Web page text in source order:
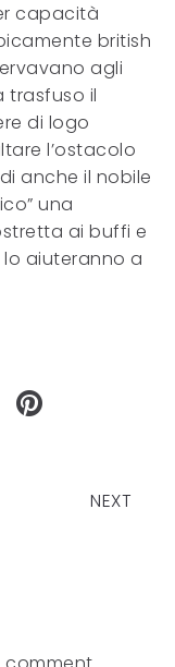
capacità
british
agli
trasfuso il
di logo
l’ostacolo
anche il nobile
una
ai buffi e
aiuteranno a
NEXT